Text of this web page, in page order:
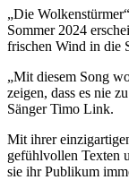
„Die
Sommer 2024
frischen Wind in die
„Mit diesem Song
zeigen, dass es nie
Sänger Timo Link.
Mit ihrer
gefühlvollen Texten
sie ihr Publikum